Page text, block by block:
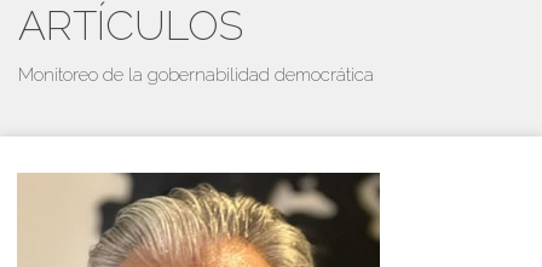
ARTÍCULOS
Monitoreo de la gobernabilidad democrática